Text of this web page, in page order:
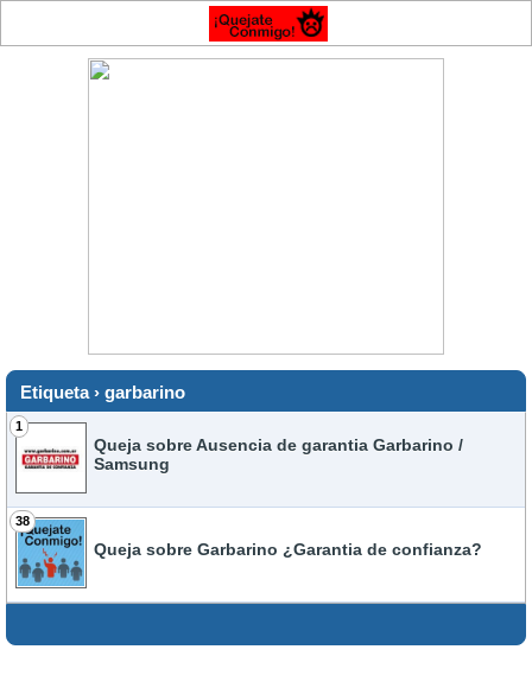
Etiqueta › garbarino
1
Queja sobre Ausencia de garantia Garbarino /
Samsung
38
Queja sobre Garbarino ¿Garantia de confianza?